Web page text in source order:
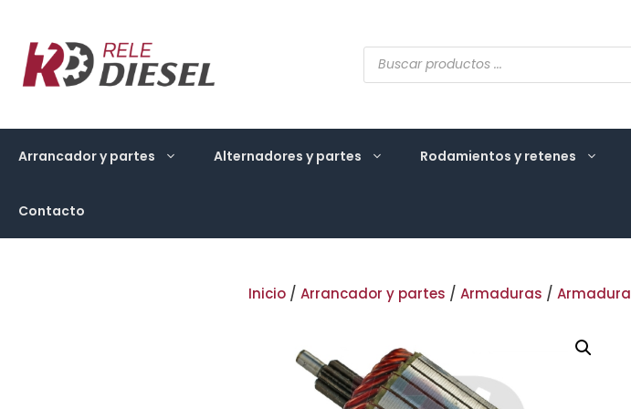
contenido
Búsqueda
de
productos
Arrancador y partes Alternadores y partes Rodamientos y retenes
Contacto
Inicio / Arrancador y partes / Armaduras / Armadura